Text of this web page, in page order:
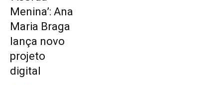
Menina’: Ana
Maria Braga
lança novo
projeto
digital